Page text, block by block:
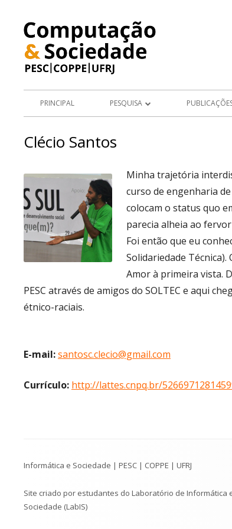
conteúdo
Menu
PRINCIPAL PESQUISA
TESES E
APRESENTAÇÕES
ARTIGOS E
CONGRESSO
Clécio Santos
Minha trajetória
curso de engenharia
colocam o status quo
parecia alheia ao
Foi então que eu
Solidariedade
Amor à primeira vista.
PESC através de amigos do SOLTEC e aqui
étnico-raciais.
E-mail:santosc.clecio@gmail.com
Currículo: http://lattes.cnpq.br/
do
Rodapé
Informática e Sociedade | PESC | COPPE | UFRJ
Site criado por estudantes do Laboratório de Informática
Sociedade (LabIS)